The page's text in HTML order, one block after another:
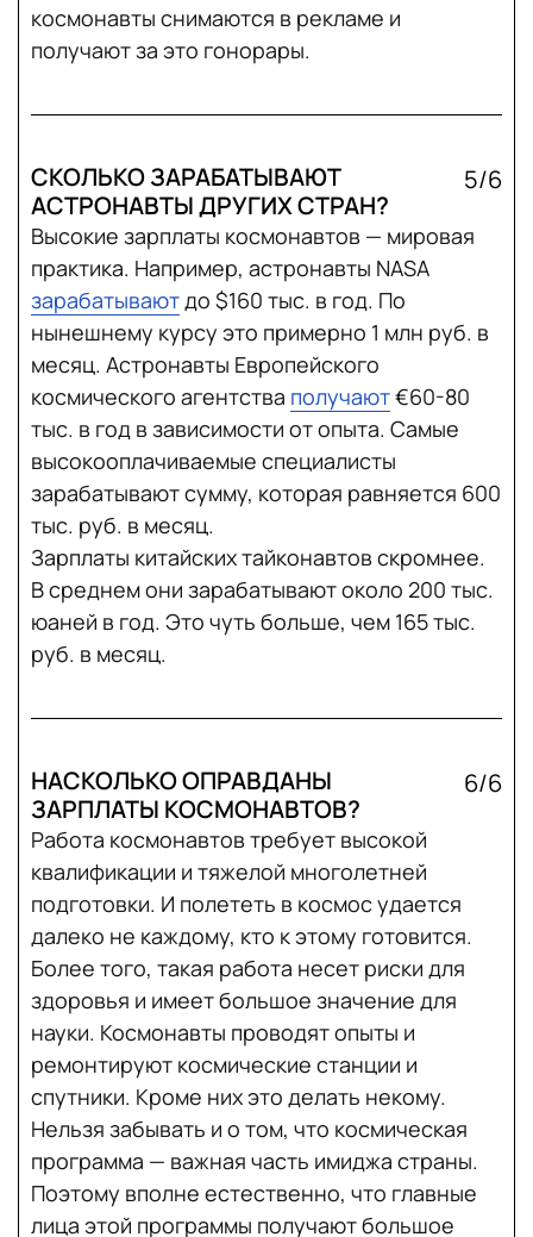
космонавты снимаются в рекламе и
получают за это гонорары.
СКОЛЬКО ЗАРАБАТЫВАЮТ
АСТРОНАВТЫ ДРУГИХ СТРАН?
5/6
Высокие зарплаты космонавтов — мировая
практика. Например, астронавты NASA
зарабатываютдо $160 тыс. в год. По
нынешнему курсу это примерно 1 млн руб. в
месяц. Астронавты Европейского
космического агентства получают€60-80
тыс. в год в зависимости от опыта. Самые
высокооплачиваемые специалисты
зарабатывают сумму, которая равняется 600
тыс. руб. в месяц.
Зарплаты китайских тайконавтов скромнее.
В среднем они зарабатывают около 200 тыс.
юаней в год. Это чуть больше, чем 165 тыс.
руб. в месяц.
НАСКОЛЬКО ОПРАВДАНЫ
ЗАРПЛАТЫ КОСМОНАВТОВ?
6/6
Работа космонавтов требует высокой
квалификации и тяжелой многолетней
подготовки. И полететь в космос удается
далеко не каждому, кто к этому готовится.
Более того, такая работа несет риски для
здоровья и имеет большое значение для
науки. Космонавты проводят опыты и
ремонтируют космические станции и
спутники. Кроме них это делать некому.
Нельзя забывать и о том, что космическая
программа — важная часть имиджа страны.
Поэтому вполне естественно, что главные
лица этой программы получают большое